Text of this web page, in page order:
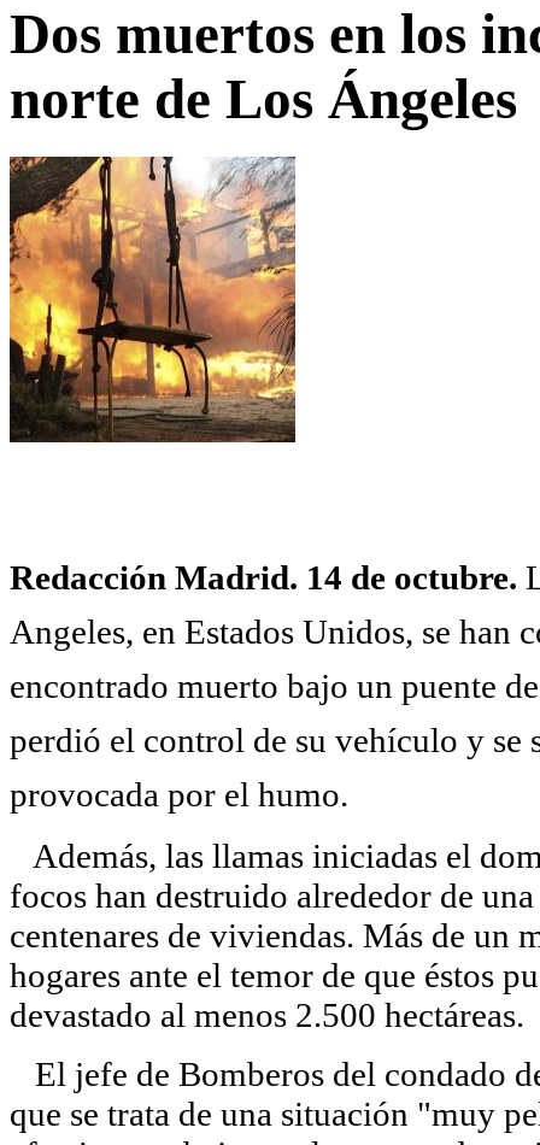
Dos muertos en los
norte de Los Ángeles
Redacción Madrid. 14 de octubre.
Angeles, en Estados Unidos, se han
encontrado muerto bajo un puente
perdió el control de su vehículo y se
provocada por el humo.
Además, las llamas iniciadas el
focos han destruido alrededor de
centenares de viviendas. Más de un
hogares ante el temor de que éstos
devastado al menos 2.500 hectáreas.
El jefe de Bomberos del condado
que se trata de una situación "muy